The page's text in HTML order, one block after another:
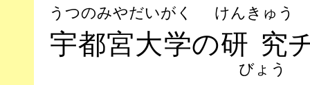
宇都宮大学
うつのみやだいがく
の研究
けんきゅう
びょう